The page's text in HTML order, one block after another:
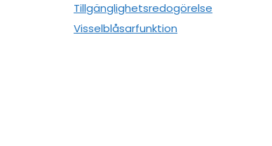
Tillgänglighetsredogörelse
Visselblåsarfunktion